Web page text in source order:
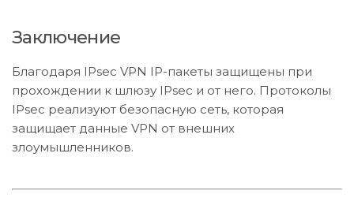
Заключение
Благодаря IPsec VPN IP-пакеты защищены при
прохождении к шлюзу IPsec и от него. Протоколы
IPsec реализуют безопасную сеть, которая
защищает данные VPN от внешних
злоумышленников.